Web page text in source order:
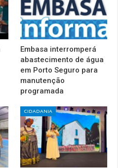
Embasa interromperá
abastecimento de água
em Porto Seguro para
manutenção
programada
CIDADANIA